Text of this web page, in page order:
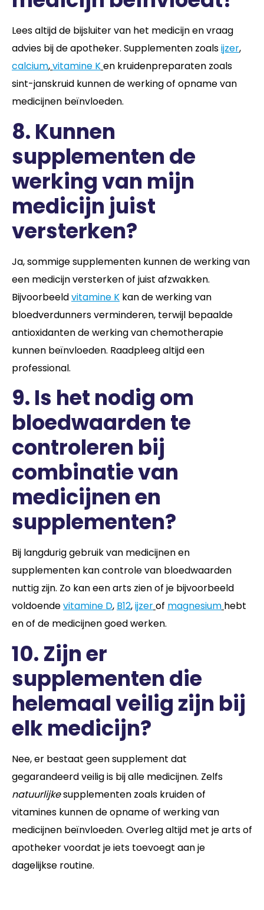
Lees altijd de bijsluiter van het medicijn en vraag
advies bij de apotheker. Supplementen zoalsijzer,
calcium,vitamine Ken kruidenpreparaten zoals
sint-janskruid kunnen de werking of opname van
medicijnen beïnvloeden.
8. Kunnen
supplementen de
werking van mijn
medicijn juist
versterken?
Ja, sommige supplementen kunnen de werking van
een medicijn versterken of juist afzwakken.
Bijvoorbeeldvitamine K kan de werking van
bloedverdunners verminderen, terwijl bepaalde
antioxidanten de werking van chemotherapie
kunnen beïnvloeden. Raadpleeg altijd een
professional.
9. Is het nodig om
bloedwaarden te
controleren bij
combinatie van
medicijnen en
supplementen?
Bij langdurig gebruik van medicijnen en
supplementen kan controle van bloedwaarden
nuttig zijn. Zo kan een arts zien of je bijvoorbeeld
voldoendevitamine D, B12,ijzerof magnesium hebt
en of de medicijnen goed werken.
10. Zijn er
supplementen die
helemaal veilig zijn bij
elk medicijn?
Nee, er bestaat geen supplement dat
gegarandeerd veilig is bij alle medicijnen. Zelfs
natuurlijkesupplementen zoals kruiden of
vitamines kunnen de opname of werking van
medicijnen beïnvloeden. Overleg altijd met je arts of
apotheker voordat je iets toevoegt aan je
dagelijkse routine.